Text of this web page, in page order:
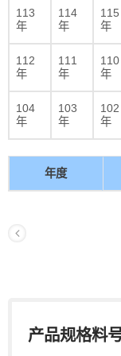
113
年
114
年
115
年
112
年
111
年
110
年
104
年
103
年
102
年
年度
产品规格料